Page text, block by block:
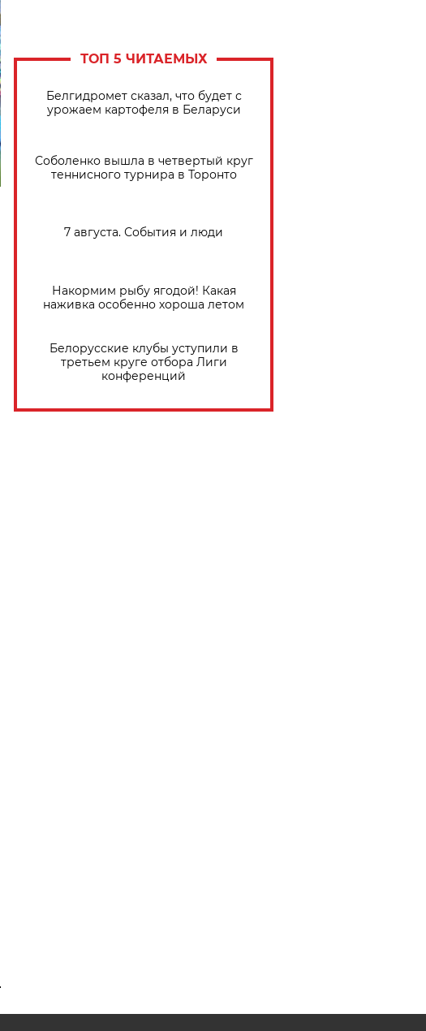
ТОП 5 ЧИТАЕМЫХ
Белгидромет сказал, что будет с
урожаем картофеля в Беларуси
Соболенко вышла в четвертый круг
теннисного турнира в Торонто
7 августа. События и люди
Накормим рыбу ягодой! Какая
наживка особенно хороша летом
Белорусские клубы уступили в
третьем круге отбора Лиги
конференций